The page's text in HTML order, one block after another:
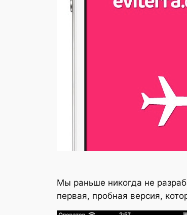
Мы раньше никогда не
первая, пробная версия,